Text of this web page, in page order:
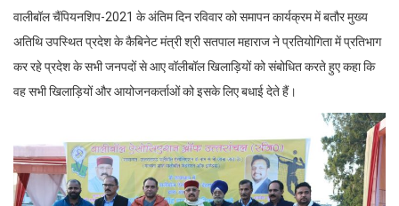
वालीबॉल चैंपियनशिप-2021 के अंतिम दिन रविवार को समापन कार्यक्रम में बतौर मुख्य
अतिथि उपस्थित प्रदेश के कैबिनेट मंत्री श्री सतपाल महाराज ने प्रतियोगिता में प्रतिभाग
कर रहे प्रदेश के सभी जनपदों से आए वॉलीबॉल खिलाड़ियों को संबोधित करते हुए कहा कि
वह सभी खिलाड़ियों और आयोजनकर्ताओं को इसके लिए बधाई देते हैं।